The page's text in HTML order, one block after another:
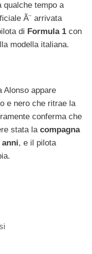
tempo a
Ã¨ arrivata
di Formula 1 con
modella italiana.
Alonso appare
e nero che ritrae la
conferma che
stata la compagna
, e il pilota